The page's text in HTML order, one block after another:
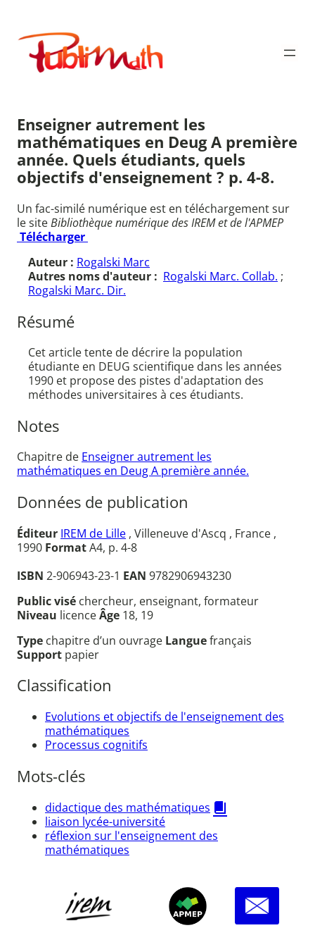
contenu
Publimath
Enseigner autrement les
mathématiques en Deug A première
année. Quels étudiants, quels
objectifs d'enseignement ? p. 4-8.
Un fac-similé numérique est en téléchargement sur
le siteBibliothèque numérique des IREM et de l'APMEP
Télécharger
Auteur : Rogalski Marc
Autres noms d'auteur : Rogalski Marc. Collab. ;
Rogalski Marc. Dir.
Résumé
Cet article tente de décrire la population
étudiante en DEUG scientifique dans les années
1990 et propose des pistes d'adaptation des
méthodes universitaires à ces étudiants.
Notes
Chapitre de Enseigner autrement les
mathématiques en Deug A première année.
Données de publication
Éditeur IREM de Lille , Villeneuve d'Ascq , France ,
1990 FormatA4, p. 4-8
ISBN 2-906943-23-1 EAN 9782906943230
Public visé chercheur, enseignant, formateur
Niveau licenceÂge 18, 19
Type chapitre d’un ouvrage Languefrançais
Support papier
Classification
Evolutions et objectifs de l'enseignement des
mathématiques
Processus cognitifs
Mots-clés
didactique des mathématiques
liaison lycée-université
réflexion sur l'enseignement des
mathématiques